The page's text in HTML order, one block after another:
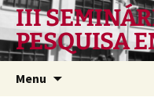
Pular
para
o
conteúdo
III
PESQUISA
Menu